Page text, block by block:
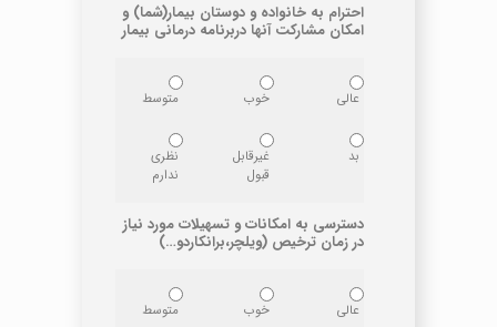
احترام به خانواده و دوستان بیمار(شما) و
امکان مشارکت آنها دربرنامه درمانی بیمار
عالی خوب متوسط
بد
غیرقابل
قبول
نظری
ندارم
دسترسی به امکانات و تسهیلات مورد نیاز
در زمان ترخیص (ویلچر،برانکاردو…)
عالی خوب متوسط